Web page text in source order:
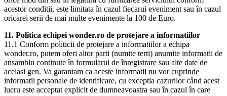
acestor conditii, este limitata în cazul fiecarui eveniment sau în cazul
oricarei serii de mai multe evenimente la 100 de Euro.
11. Politica echipei wonder.ro de protejare a informatiilor
11.1 Conform politicii de protejare a informatiilor a echipa
wonder.ro, putem oferi altor parti (numite terti) anumite informatii de
ansamblu continute în formularul de înregistrare sau alte date de
acelasi gen. Va garantam ca aceste informatii nu vor cuprinde
informatii personale de identificare, cu exceptia cazurilor când acest
lucru este acceptat explicit de dumneavoastra sau în cazul în care